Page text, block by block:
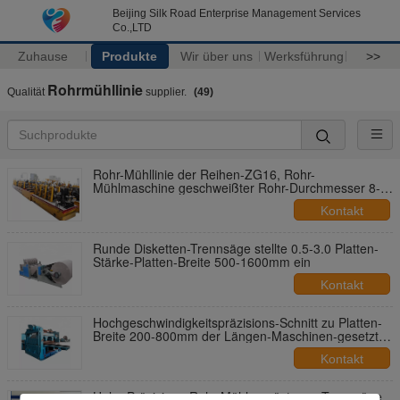
Beijing Silk Road Enterprise Management Services
Co.,LTD
Zuhause Produkte Wir über uns Werksführung >>
Qualität Rohrmühllinie supplier. (49)
Rohr-Mühllinie der Reihen-ZG16, Rohr-
Mühlmaschine geschweißter Rohr-Durchmesser 8-
Kontakt
Runde Disketten-Trennsäge stellte 0.5-3.0 Platten-
Stärke-Platten-Breite 500-1600mm ein
Kontakt
Hochgeschwindigkeitspräzisions-Schnitt zu Platten-
Breite 200-800mm der Längen-Maschinen-gesetzter
Kontakt
Hohe Präzisions-Rohr-Mühlausrüstungs-Trennsäge